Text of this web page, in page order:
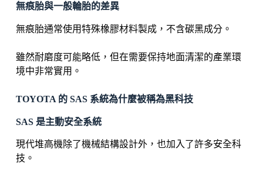
無痕胎與一般輪胎的差異
無痕胎通常使用特殊橡膠材料製成，不含碳黑成分。
雖然耐磨度可能略低，但在需要保持地面清潔的產業環
境中非常實用。
TOYOTA 的 SAS 系統為什麼被稱為黑科技
SAS 是主動安全系統
現代堆高機除了機械結構設計外，也加入了許多安全科
技。